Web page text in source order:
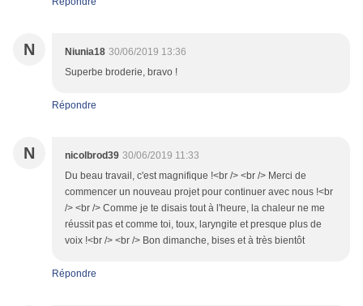
N Niunia18 30/06/2019 13:36
Superbe broderie, bravo !
Répondre
N nicolbrod39 30/06/2019 11:33
Du beau travail, c'est magnifique !<br /> <br /> Merci de
commencer un nouveau projet pour continuer avec nous !<br
/> <br /> Comme je te disais tout à l'heure, la chaleur ne me
réussit pas et comme toi, toux, laryngite et presque plus de
voix !<br /> <br /> Bon dimanche, bises et à très bientôt
Répondre